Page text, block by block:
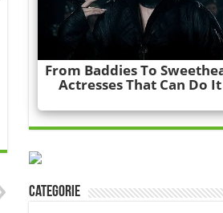
Categorie